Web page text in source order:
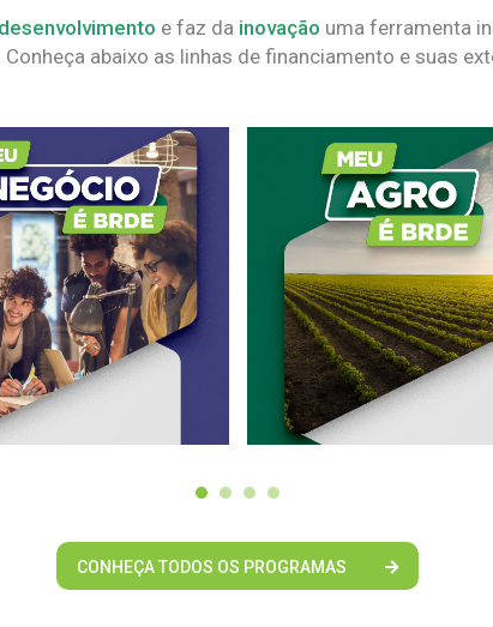
desenvolvimento e faz da inovação uma ferramenta
Conheça abaixo as linhas de financiamento e suas
CONHEÇA TODOS OS PROGRAMAS